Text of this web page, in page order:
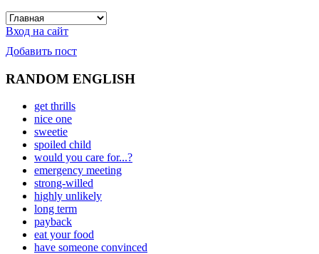
Вход на сайт
Добавить пост
RANDOM ENGLISH
get thrills
nice one
sweetie
spoiled child
would you care for...?
emergency meeting
strong-willed
highly unlikely
long term
payback
eat your food
have someone convinced